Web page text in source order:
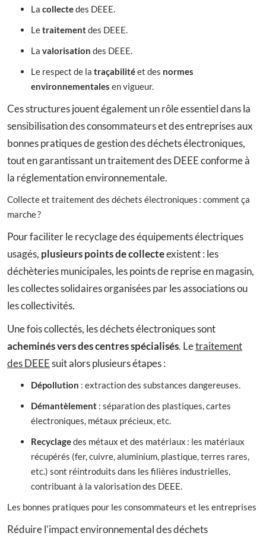
La collectedes DEEE.
Letraitementdes DEEE.
La valorisation des DEEE.
Le respect de la traçabilitéet des normes
environnementales en vigueur.
Ces structures jouent également un rôle essentiel dans la
sensibilisation des consommateurs et des entreprises aux
bonnes pratiques de gestion des déchets électroniques,
tout en garantissant un traitement des DEEE conforme à
la réglementation environnementale.
Collecte et traitement des déchets électroniques : comment ça
marche ?
Pour faciliter le recyclage des équipements électriques
usagés, plusieurs points de collecteexistent : les
déchèteries municipales, les points de reprise en magasin,
les collectes solidaires organisées par les associations ou
les collectivités.
Une fois collectés, les déchets électroniques sont
acheminés vers des centres spécialisés. Letraitement
des DEEEsuit alors plusieurs étapes :
Dépollution : extraction des substances dangereuses.
Démantèlement : séparation des plastiques, cartes
électroniques, métaux précieux, etc.
Recyclagedes métaux et des matériaux : les matériaux
récupérés (fer, cuivre, aluminium, plastique, terres rares,
etc.) sont réintroduits dans les filières industrielles,
contribuant à la valorisation des DEEE.
Les bonnes pratiques pour les consommateurs et les entreprises
Réduire l’impact environnemental des déchets